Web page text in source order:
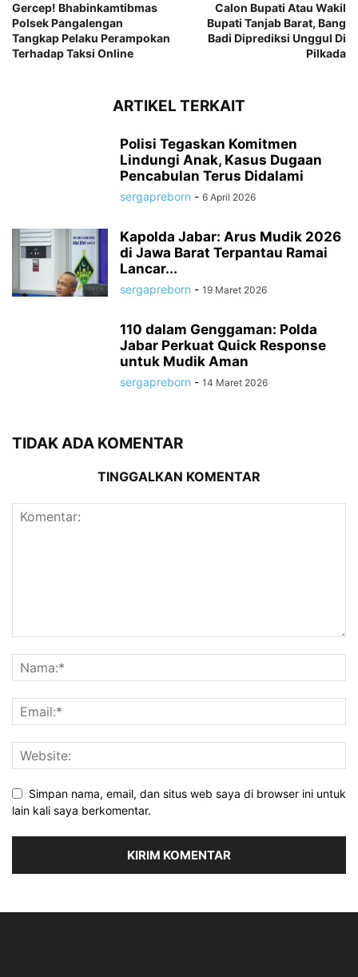
Gercep! Bhabinkamtibmas
Polsek Pangalengan
Tangkap Pelaku Perampokan
Terhadap Taksi Online
Calon Bupati Atau Wakil
Bupati Tanjab Barat, Bang
Badi Diprediksi Unggul Di
Pilkada
ARTIKEL TERKAIT
Polisi Tegaskan Komitmen
Lindungi Anak, Kasus Dugaan
Pencabulan Terus Didalami
sergapreborn - 6 April 2026
Kapolda Jabar: Arus Mudik 2026
di Jawa Barat Terpantau Ramai
Lancar...
sergapreborn - 19 Maret 2026
110 dalam Genggaman: Polda
Jabar Perkuat Quick Response
untuk Mudik Aman
sergapreborn - 14 Maret 2026
TIDAK ADA KOMENTAR
TINGGALKAN KOMENTAR
Simpan nama, email, dan situs web saya di browser ini untuk
lain kali saya berkomentar.